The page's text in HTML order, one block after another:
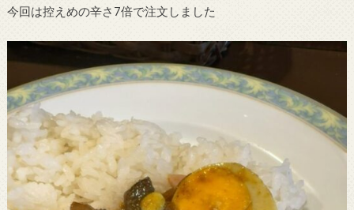
今回は控えめの辛さ7倍で注文しました